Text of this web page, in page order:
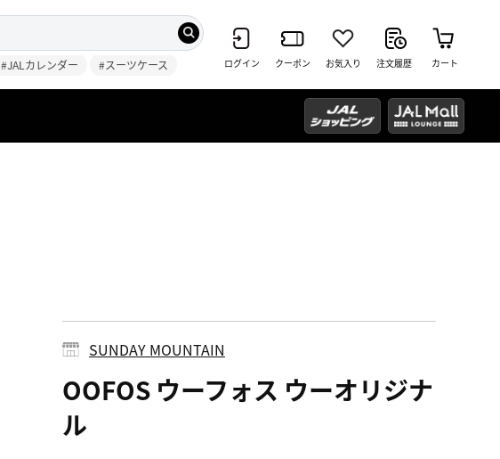
#JALカレンダー #スーツケース ログイン クーポン お気入り 注文履歴 カート
SUNDAY MOUNTAIN
OOFOS ウーフォス ウーオリジナ
ル